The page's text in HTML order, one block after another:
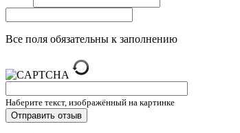
Все поля обязательны к заполнению
Наберите текст, изображённый на картинке